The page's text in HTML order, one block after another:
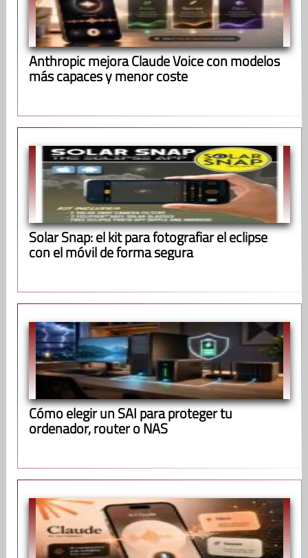
Anthropic mejora Claude Voice con modelos
más capaces y menor coste
Solar Snap: el kit para fotografiar el eclipse
con el móvil de forma segura
Cómo elegir un SAI para proteger tu
ordenador, router o NAS